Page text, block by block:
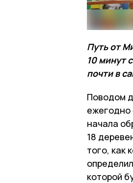
Путь от
10 минут
почти в
Поводом
ежегодно
начала
18
того, как
которой